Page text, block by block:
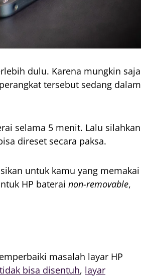
dulu. Karena mungkin saja
tersebut sedang dalam
selama 5 menit. Lalu silahkan
direset secara paksa.
untuk kamu yang memakai
HP baterai non-removable,
masalah layar HP
bisa disentuh, layar